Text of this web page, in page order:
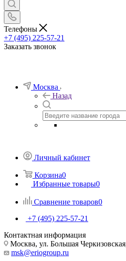
Телефоны
+7 (495) 225-57-21
Заказать звонок
Москва
Назад
Личный кабинет
Корзина0
Избранные товары0
Сравнение товаров0
+7 (495) 225-57-21
Контактная информация
Москва, ул. Большая
msk@eriogroup.ru